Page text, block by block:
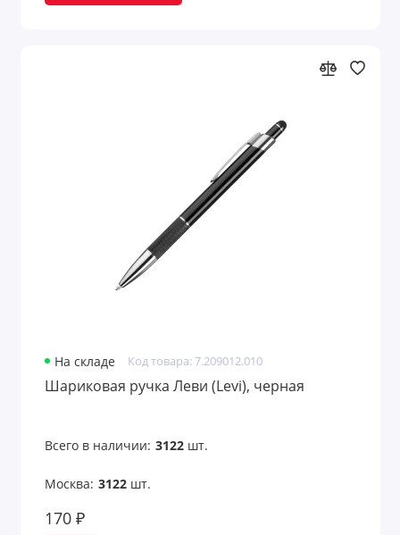
На складе Код товара: 7.209012.010
Шариковая ручка Леви (Levi), черная
Всего в наличии: 3122шт.
Москва: 3122шт.
170 ₽